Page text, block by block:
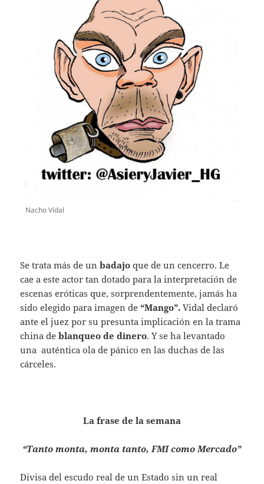
Nacho Vidal
Se trata más de un badajo que de un cencerro. Le
cae a este actor tan dotado para la interpretación de
escenas eróticas que, sorprendentemente, jamás ha
sido elegido para imagen de“Mango”. Vidal declaró
ante el juez por su presunta implicación en la trama
china deblanqueo de dinero. Y se ha levantado
una auténtica ola de pánico en las duchas de las
cárceles.
La frase de la semana
“Tanto monta, monta tanto, FMI como Mercado”
Divisa del escudo real de un Estado sin un real